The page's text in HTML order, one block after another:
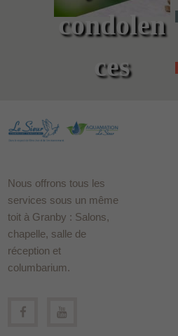
condolen
ces
Nous offrons tous les
services sous un même
toit à Granby : Salons,
chapelle, salle de
réception et
columbarium.